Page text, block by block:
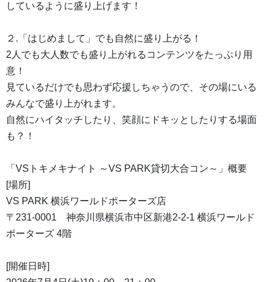
しているように盛り上げます！
２.「はじめまして」でも自然に盛り上がる！
2人でも大人数でも盛り上がれるコンテンツをたっぷり用
意！
見ているだけでも思わず応援しちゃうので、その場にいる
みんなで盛り上がれます。
自然にハイタッチしたり、笑顔にドキッとしたりする場面
も？！
「VSトキメキナイト ～VS PARK貸切大合コン～」概要
[場所]
VS PARK 横浜ワールドポーターズ店
〒231-0001 神奈川県横浜市中区新港2-2-1 横浜ワールド
ポーターズ 4階
[開催日時]